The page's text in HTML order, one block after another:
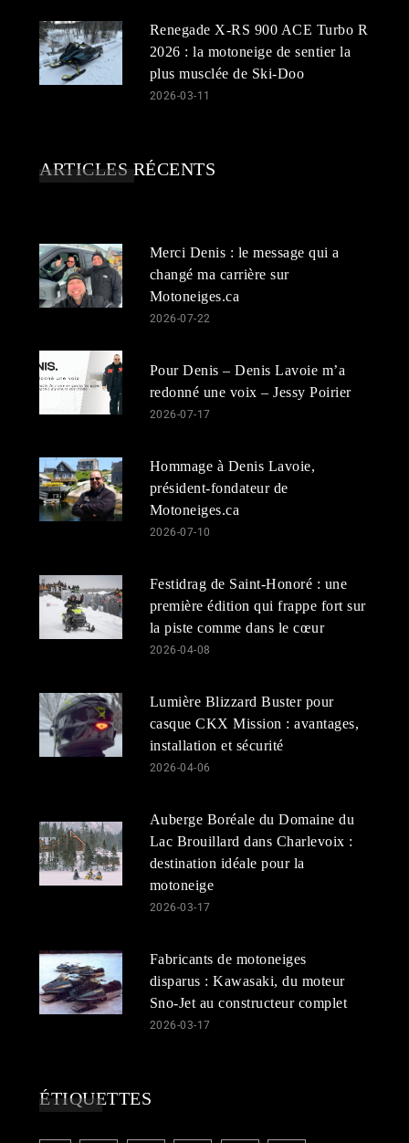
Renegade X-RS 900 ACE Turbo R
2026 : la motoneige de sentier la
plus musclée de Ski-Doo
2026-03-11
ARTICLES RÉCENTS
Merci Denis : le message qui a
changé ma carrière sur
Motoneiges.ca
2026-07-22
Pour Denis – Denis Lavoie m’a
redonné une voix – Jessy Poirier
2026-07-17
Hommage à Denis Lavoie,
président-fondateur de
Motoneiges.ca
2026-07-10
Festidrag de Saint-Honoré : une
première édition qui frappe fort sur
la piste comme dans le cœur
2026-04-08
Lumière Blizzard Buster pour
casque CKX Mission : avantages,
installation et sécurité
2026-04-06
Auberge Boréale du Domaine du
Lac Brouillard dans Charlevoix :
destination idéale pour la
motoneige
2026-03-17
Fabricants de motoneiges
disparus : Kawasaki, du moteur
Sno-Jet au constructeur complet
2026-03-17
ÉTIQUETTES